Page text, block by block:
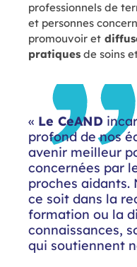
professionnels de
et personnes
promouvoir et
pratiques de soins
« Le CeAND
profond de nos
avenir meilleur
concernées par
proches aidants.
ce soit dans la
formation ou la
connaissances,
qui soutiennent